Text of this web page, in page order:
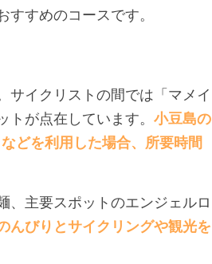
すめのコースです。
サイクリストの間では「マメイ
が点在しています。 小豆島の
どを利用した場合、所要時間
、主要スポットのエンジェルロ
んびりとサイクリングや観光を